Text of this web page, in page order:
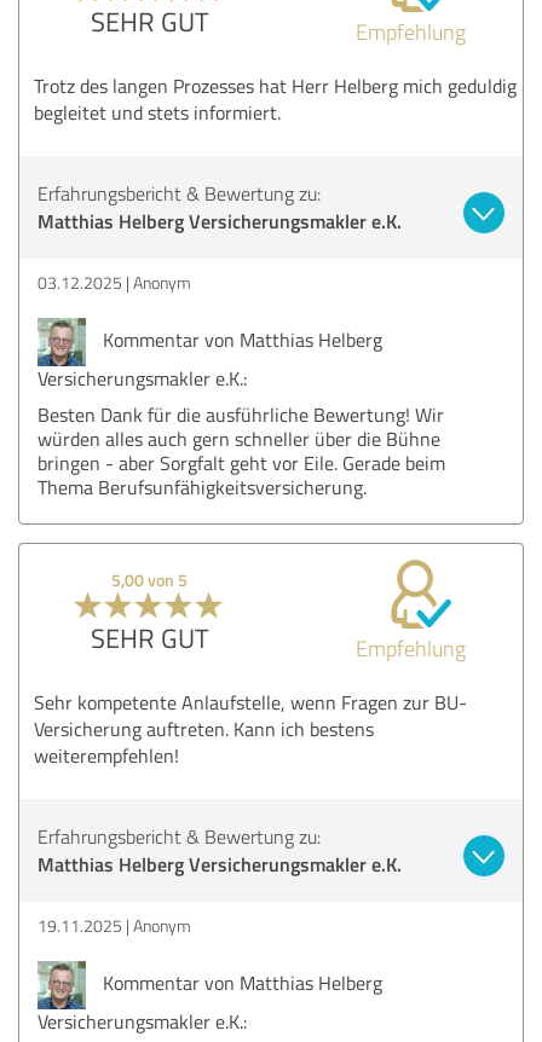
SEHR GUT Empfehlung
Trotz des langen Prozesses hat Herr Helberg mich geduldig
begleitet und stets informiert.
Erfahrungsbericht & Bewertung zu:
Matthias Helberg Versicherungsmakler e.K.
03.12.2025 Anonym
Kommentar von Matthias Helberg
Versicherungsmakler e.K.:
Besten Dank für die ausführliche Bewertung! Wir
würden alles auch gern schneller über die Bühne
bringen - aber Sorgfalt geht vor Eile. Gerade beim
Thema Berufsunfähigkeitsversicherung.
5,00 von 5
SEHR GUT Empfehlung
Sehr kompetente Anlaufstelle, wenn Fragen zur BU-
Versicherung auftreten. Kann ich bestens
weiterempfehlen!
Erfahrungsbericht & Bewertung zu:
Matthias Helberg Versicherungsmakler e.K.
19.11.2025 Anonym
Kommentar von Matthias Helberg
Versicherungsmakler e.K.: